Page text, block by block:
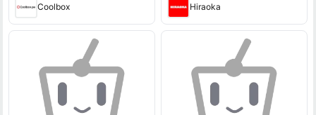
Coolbox Hiraoka